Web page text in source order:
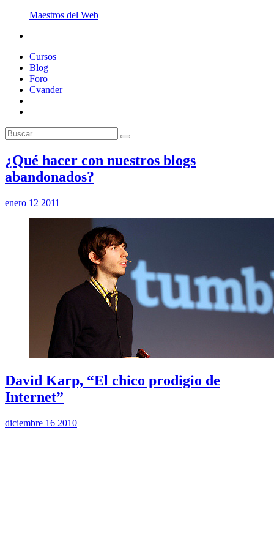
Maestros del Web
Cursos
Blog
Foro
Cvander
¿Qué hacer con nuestros blogs
abandonados?
enero 12 2011
David Karp, “El chico prodigio de
Internet”
diciembre 16 2010